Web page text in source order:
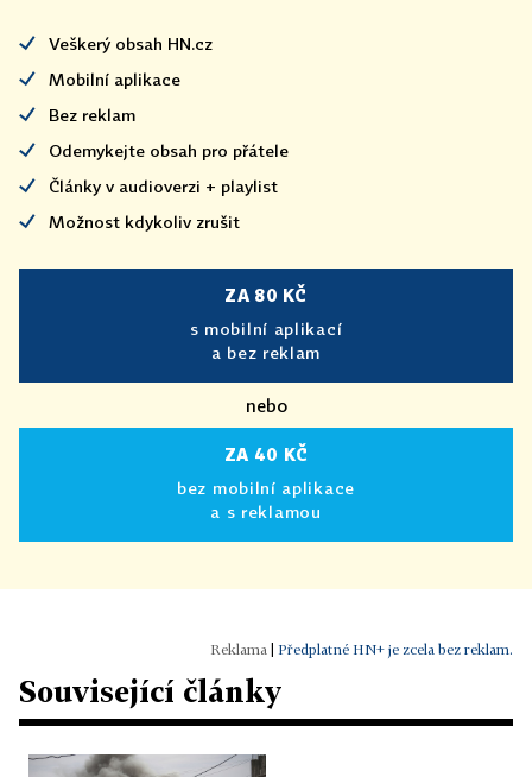
Veškerý obsah HN.cz
Mobilní aplikace
Bez reklam
Odemykejte obsah pro přátele
Články v audioverzi + playlist
Možnost kdykoliv zrušit
ZA 80 KČ
s mobilní aplikací
a bez reklam
nebo
ZA 40 KČ
bez mobilní aplikace
a s reklamou
Předplatné HN+ je zcela bez reklam.
Související články